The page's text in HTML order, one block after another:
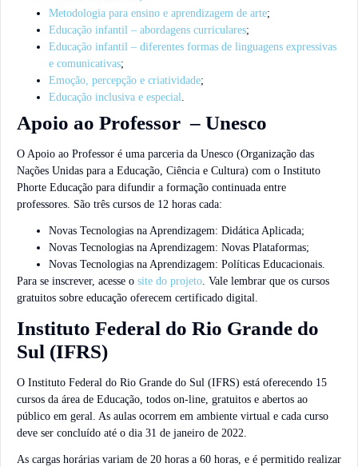
Metodologia para ensino e aprendizagem de arte;
Educação infantil – abordagens curriculares;
Educação infantil – diferentes formas de linguagens expressivas
e comunicativas;
Emoção, percepção e criatividade;
Educação inclusiva e especial
Apoio ao Professor – Unesco
O Apoio ao Professor é uma parceria da Unesco (Organização das
Nações Unidas para a Educação, Ciência e Cultura) com o Instituto
Phorte Educação para difundir a formação continuada entre
professores. São três cursos de 12 horas cada:
Novas Tecnologias na Aprendizagem: Didática Aplicada;
Novas Tecnologias na Aprendizagem: Novas Plataformas;
Novas Tecnologias na Aprendizagem: Políticas Educacionais.
Para se inscrever, acesse o site do projeto. Vale lembrar que os cursos
gratuitos sobre educação oferecem certificado digital.
Instituto Federal do Rio Grande do
Sul (IFRS)
O Instituto Federal do Rio Grande do Sul (IFRS) está oferecendo 15
cursos da área de Educação, todos on-line, gratuitos e abertos ao
público em geral. As aulas ocorrem em ambiente virtual e cada curso
deve ser concluído até o dia 31 de janeiro de 2022.
As cargas horárias variam de 20 horas a 60 horas, e é permitido realizar